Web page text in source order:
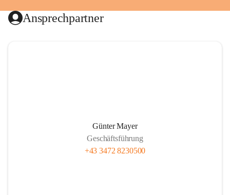
Ansprechpartner
Günter Mayer
Geschäftsführung
+43 3472 8230500